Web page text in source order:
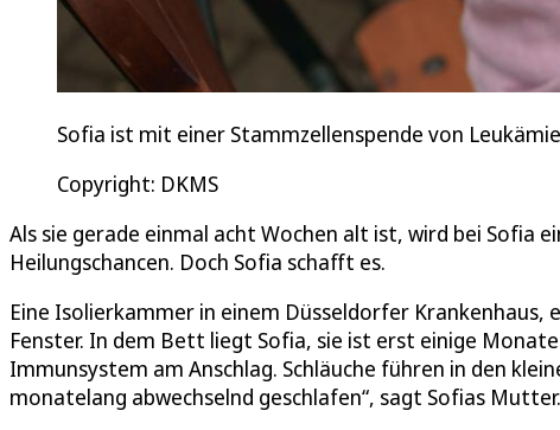
Sofia ist mit einer Stammzellenspende von
Copyright: DKMS
Als sie gerade einmal acht Wochen alt ist, wird bei Sofia
Heilungschancen. Doch Sofia schafft es.
Eine Isolierkammer in einem Düsseldorfer
Fenster. In dem Bett liegt Sofia, sie ist erst einige
Immunsystem am Anschlag. Schläuche führen in den
monatelang abwechselnd geschlafen“, sagt Sofias Mutter.